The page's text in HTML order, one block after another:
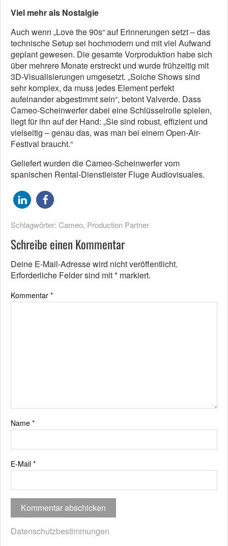
Viel mehr als Nostalgie
Auch wenn „Love the 90s“ auf Erinnerungen setzt – das
technische Setup sei hochmodern und mit viel Aufwand
geplant gewesen. Die gesamte Vorproduktion habe sich
über mehrere Monate erstreckt und wurde frühzeitig mit
3D-Visualisierungen umgesetzt. „Solche Shows sind
sehr komplex, da muss jedes Element perfekt
aufeinander abgestimmt sein“, betont Valverde. Dass
Cameo-Scheinwerfer dabei eine Schlüsselrolle spielen,
liegt für ihn auf der Hand: „Sie sind robust, effizient und
vielseitig – genau das, was man bei einem Open-Air-
Festival braucht.“
Geliefert wurden die Cameo-Scheinwerfer vom
spanischen Rental-Dienstleister Fluge Audiovisuales.
Schlagwörter: Cameo, Production Partner
Schreibe einen Kommentar
Deine E-Mail-Adresse wird nicht veröffentlicht.
Erforderliche Felder sind mit* markiert.
Kommentar *
Name *
E-Mail *
Datenschutzbestimmungen